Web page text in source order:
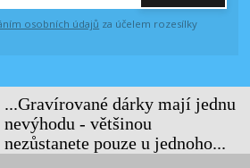
osobních údajů za účelem rozesílky
...Gravírované dárky mají jednu
nevýhodu - většinou
nezůstanete pouze u jednoho...